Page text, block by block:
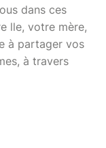
dans ces
lle, votre mère,
à partager vos
à travers